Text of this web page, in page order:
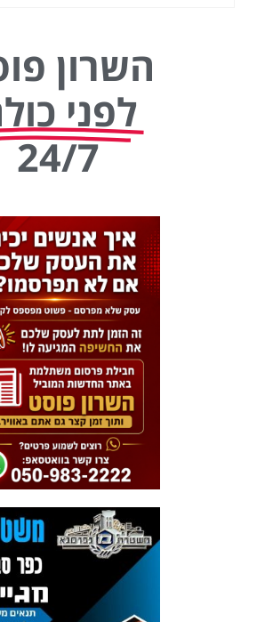
השרון
לפני
24/7